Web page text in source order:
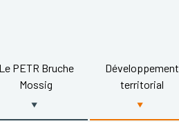
Le PETR Bruche
Mossig
Développement
territorial